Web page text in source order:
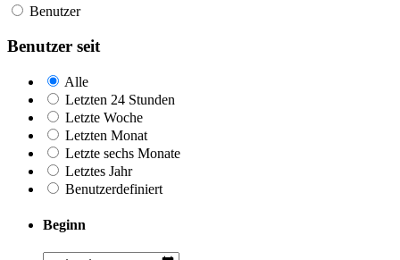
Benutzer
Benutzer seit
Alle
Letzten 24 Stunden
Letzte Woche
Letzten Monat
Letzte sechs Monate
Letztes Jahr
Benutzerdefiniert
Beginn